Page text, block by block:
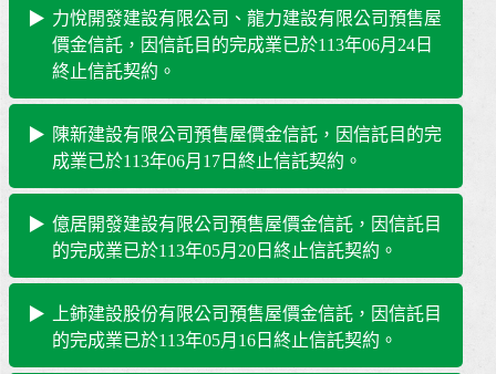
力悅開發建設有限公司、龍力建設有限公司預售屋
價金信託，因信託目的完成業已於113年06月24日
終止信託契約。
陳新建設有限公司預售屋價金信託，因信託目的完
成業已於113年06月17日終止信託契約。
億居開發建設有限公司預售屋價金信託，因信託目
的完成業已於113年05月20日終止信託契約。
上鈰建設股份有限公司預售屋價金信託，因信託目
的完成業已於113年05月16日終止信託契約。